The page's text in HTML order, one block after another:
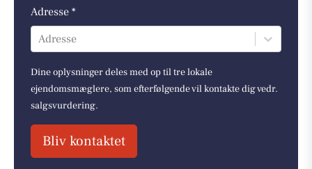
Adresse *
Adresse
Dine oplysninger deles med op til tre lokale
ejendomsmæglere, som efterfølgende vil kontakte dig vedr.
salgsvurdering.
Bliv kontaktet